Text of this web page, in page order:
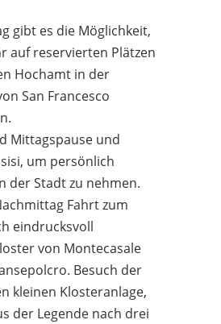
gibt es die Möglichkeit,
auf reservierten Plätzen
Hochamt in der
San Francesco
Mittagspause und
um persönlich
der Stadt zu nehmen.
Fahrt zum
eindrucksvoll
von Montecasale
Besuch der
kleinen Klosteranlage,
der Legende nach drei